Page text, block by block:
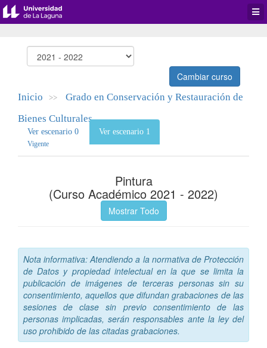
Cambiar curso
Inicio >>
Grado en Conservación y Restauración de
Bienes Culturales
Ver escenario 0
Vigente
Ver escenario 1
Pintura
(Curso Académico 2021 - 2022)
Mostrar Todo
Nota informativa: Atendiendo a la normativa de Protección
de Datos y propiedad intelectual en la que se limita la
publicación de imágenes de terceras personas sin su
consentimiento, aquellos que difundan grabaciones de las
sesiones de clase sin previo consentimiento de las
personas implicadas, serán responsables ante la ley del
uso prohibido de las citadas grabaciones.